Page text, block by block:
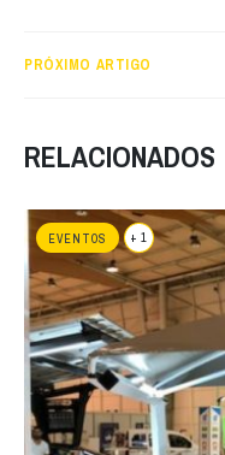
PRÓXIMO ARTIGO
RELACIONADOS
EVENTOS + 1